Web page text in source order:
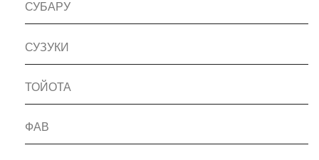
СУБАРУ
СУЗУКИ
ТОЙОТА
ФАВ